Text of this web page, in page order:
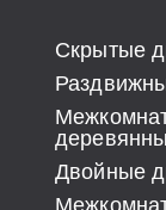
Скрытые
Двойные